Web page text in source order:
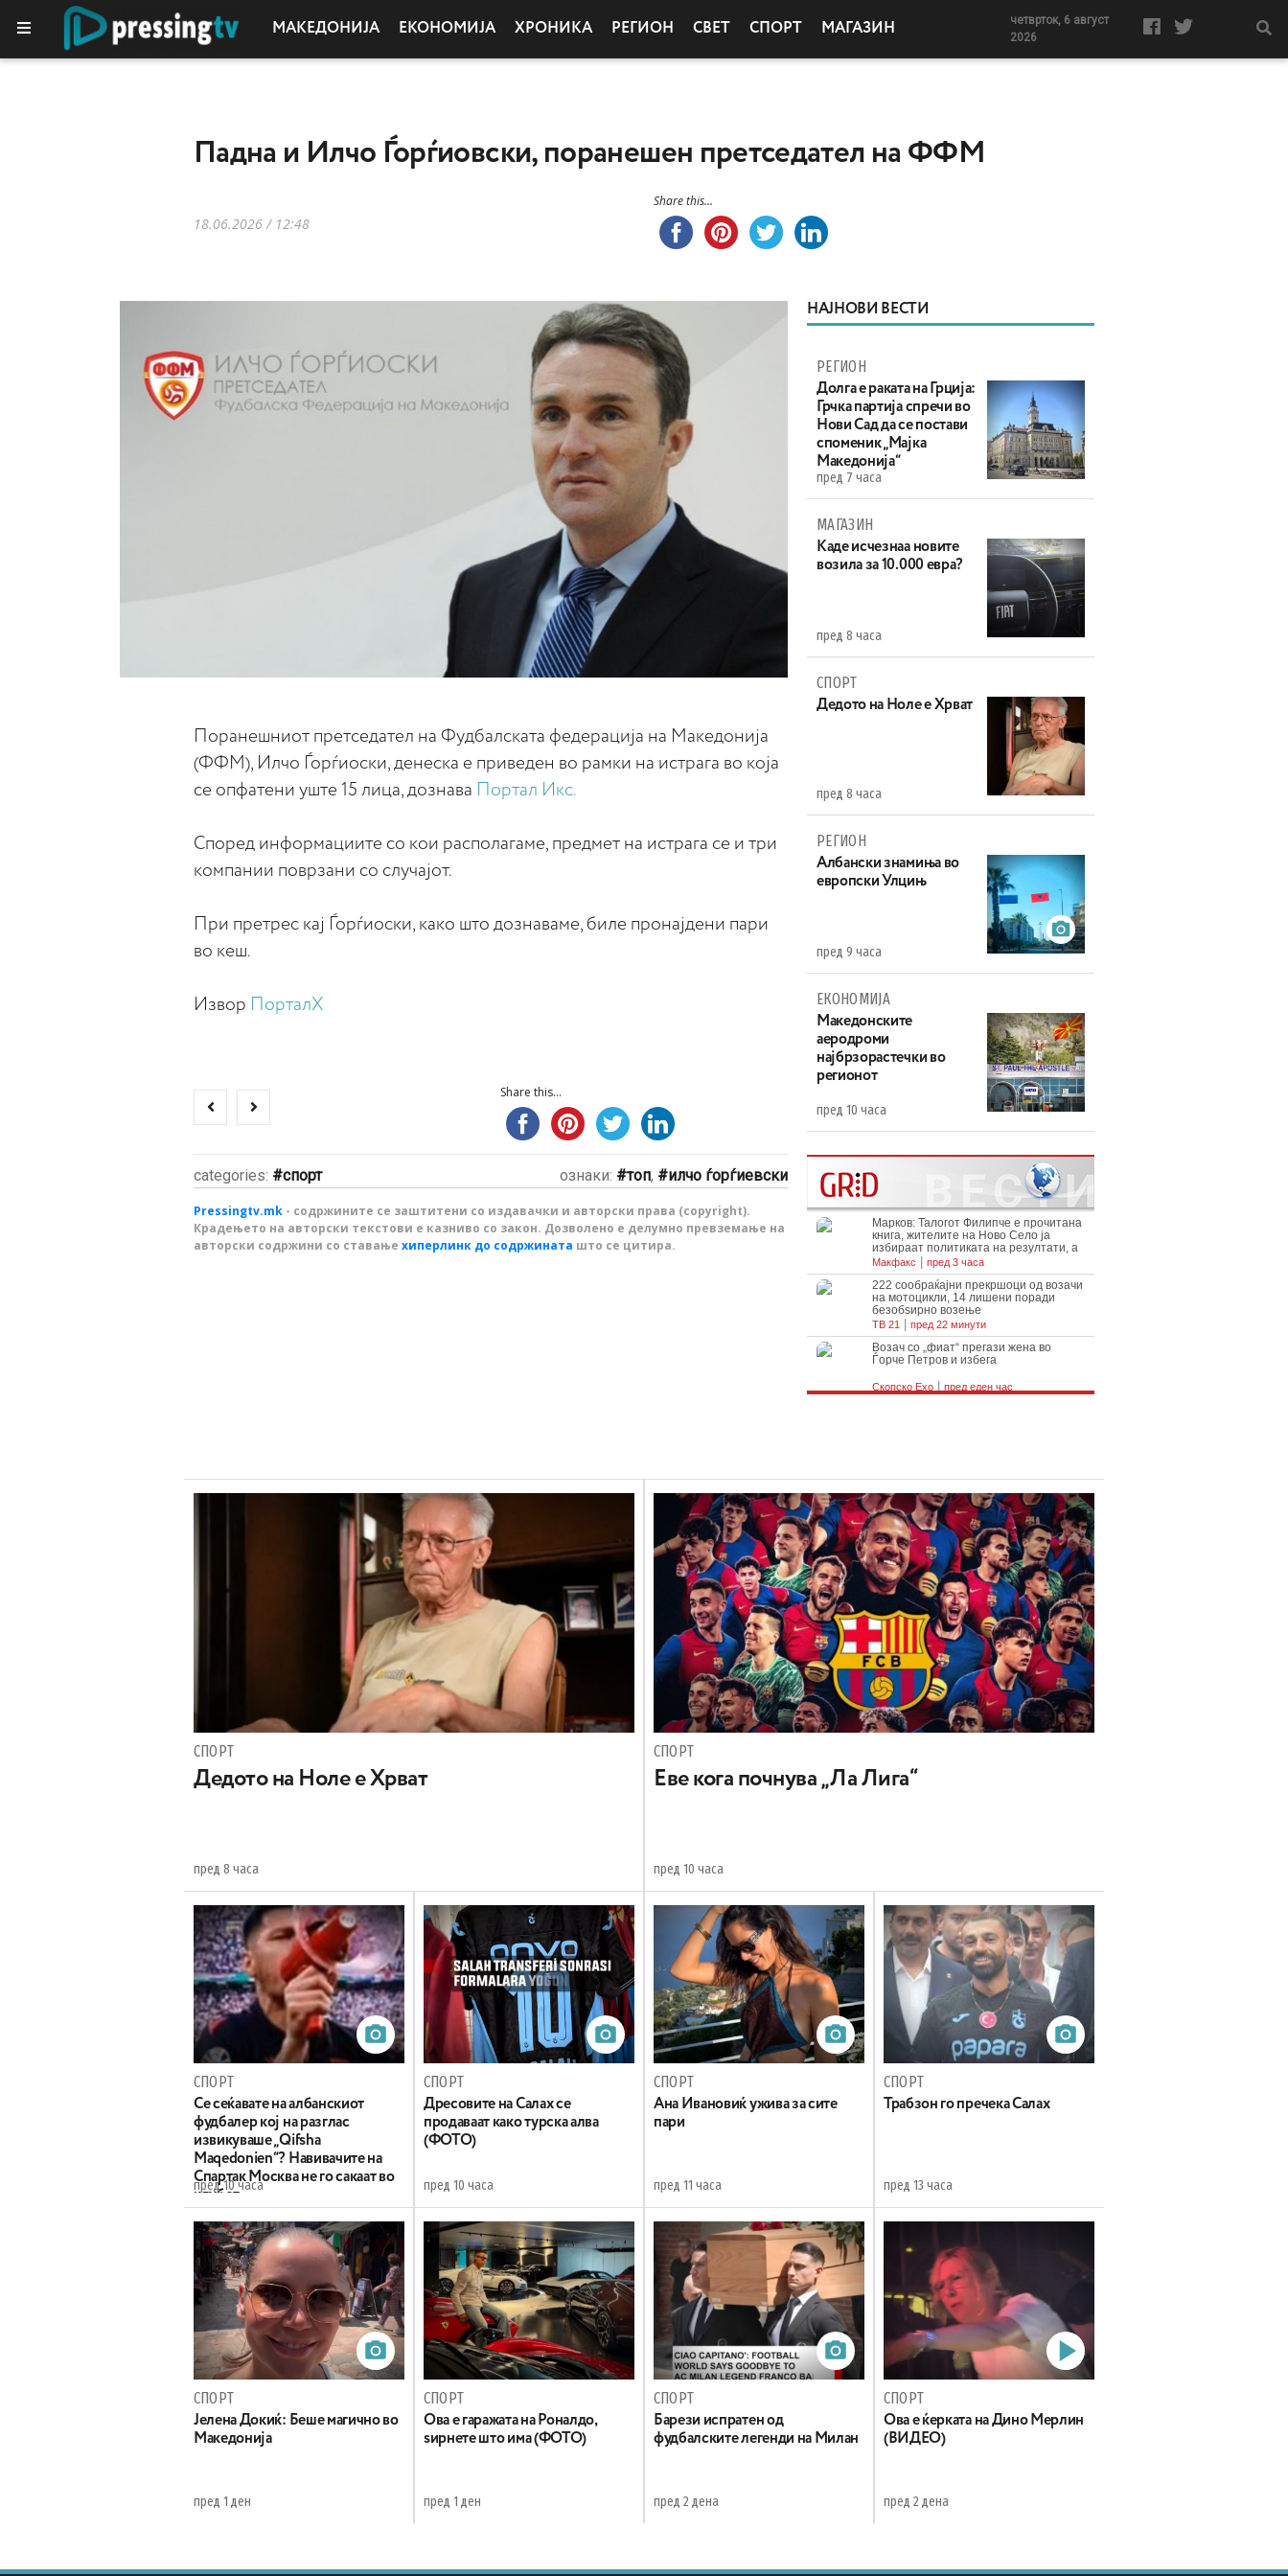
МАКЕДОНИЈА ЕКОНОМИЈА ХРОНИКА РЕГИОН СВЕТ СПОРТ МАГАЗИН
четврток, 6 август
2026
Падна и Илчо Ѓорѓиовски, поранешен претседател на ФФМ
18.06.2026 / 12:48
Share this...
Поранешниот претседател на Фудбалската федерација на Македонија
(ФФМ), Илчо Ѓорѓиоски, денеска е приведен во рамки на истрага во која
се опфатени уште 15 лица, дознава
Портал Икс.
Според информациите со кои располагаме, предмет на истрага се и три
компании поврзани со случајот.
При претрес кај Ѓорѓиоски, како што дознаваме, биле пронајдени пари
во кеш.
Извор ПорталX
Share this...
categories: спорт ознаки: топ, илчо ѓорѓиевски
Pressingtv.mk - содржините се заштитени со издавачки и авторски права (copyright).
Крадењето на авторски текстови е казниво со закон. Дозволено е делумно превземање на
авторски содржини со ставање хиперлинк до содржината што се цитира.
НАЈНОВИ ВЕСТИ
РЕГИОН
Долга е раката на Грција:
Грчка партија спречи во
Нови Сад да се постави
споменик „Мајка
Македонија“
пред 7 часа
МАГАЗИН
Каде исчезнаа новите
возила за 10.000 евра?
пред 8 часа
СПОРТ
Дедото на Ноле е Хрват
пред 8 часа
РЕГИОН
Aлбански знамиња во
европски Улцињ
пред 9 часа
ЕКОНОМИЈА
Maкедонските
аеродроми
најбрзорастечки во
регионот
пред 10 часа
СПОРТ
Дедото на Ноле е Хрват
пред 8 часа
СПОРТ
Еве кога почнува „Ла Лига“
пред 10 часа
СПОРТ
Се сеќавате на албанскиот
фудбалер кој на разглас
извикуваше „Qifsha
Maqedonien“? Навивачите на
Спартак Москва не го сакаат во
клубот
пред 10 часа
СПОРТ
Дресовите на Салах се
продаваат како турска алва
(ФОТО)
пред 10 часа
СПОРТ
Ана Ивановиќ ужива за сите
пари
пред 11 часа
СПОРТ
Трабзон го пречека Салах
пред 13 часа
СПОРТ
Јелена Докиќ: Беше магично во
Македонија
пред 1 ден
СПОРТ
Ова е гаражата на Роналдо,
ѕирнете што има (ФОТО)
пред 1 ден
СПОРТ
Барези испратен од
фудбалските легенди на Милан
пред 2 дена
СПОРТ
Oва е ќерката на Дино Мерлин
(ВИДЕО)
пред 2 дена